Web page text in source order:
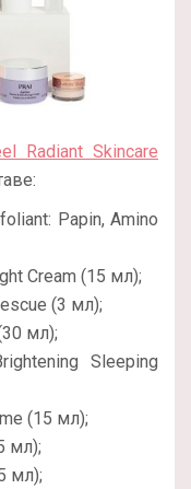
Radiant Skincare
Papin, Amino
Cream (15 мл);
(3 мл);
мл);
Sleeping
(15 мл);
мл);
мл);